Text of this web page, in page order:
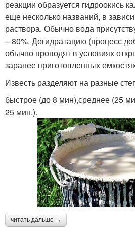
реакции образуется гидроокись
еще несколько названий, в
раствора. Обычно вода
– 80%. Дегидратацию (процесс
обычно проводят в условиях
заранее приготовленных
Известь разделяют на разные
быстрое (до 8 мин),среднее (25
25 мин.).
читать дальше →